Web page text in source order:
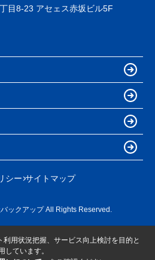
目8-23 アセェス赤坂ビル5F
シー サイトマップ
ックアップ All Rights Reserved.
用状況把握、サービス向上検討を目的と
しています。